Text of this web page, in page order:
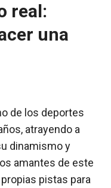
real:
una
de los deportes
atrayendo a
dinamismo y
amantes de este
pistas para